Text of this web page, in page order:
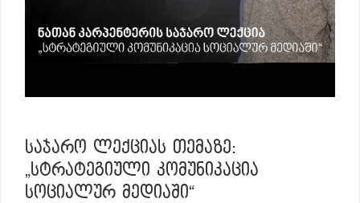
ᲡᲐᲯᲐᲠᲝ ᲚᲔᲥᲪᲘᲐᲡ ᲗᲔᲛᲐᲖᲔ:
„ᲡᲢᲠᲐᲢᲔᲒᲘᲣᲚᲘ ᲙᲝᲛᲣᲜᲘᲙᲐᲪᲘᲐ
ᲡᲝᲪᲘᲐᲚᲣᲠ ᲛᲔᲓᲘᲐᲨᲘ“